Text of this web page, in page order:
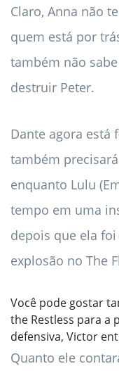
Claro, Anna não
quem está por
também não
destruir Peter.
Dante agora está
também
enquanto Lulu
tempo em uma
depois que ela
explosão no The
Você pode gostar
the Restless para a
defensiva, Victor
Quanto ele